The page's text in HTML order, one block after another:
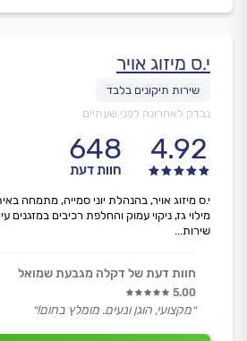
י.ס מיזוג אויר
נבדק לאחרונה לפני שעתיים
4.92
648
חוות דעת
י.ס מיזוג אויר, בהנהלת יוני סמייה, מתמחה
מילוי גז, ניקוי עמוק והחלפת רכיבים במזגנים
שירות...
חוות דעת של דקלה מגבעת שמואל
5.00
״מקצועי, הוגן ונעים. מומלץ בחום!״